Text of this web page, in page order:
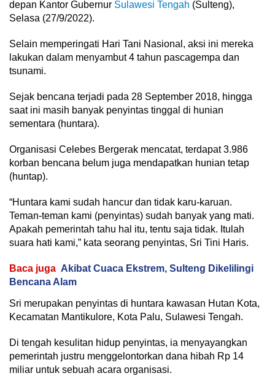
depan Kantor Gubernur Sulawesi Tengah (Sulteng),
Selasa (27/9/2022).
Selain memperingati Hari Tani Nasional, aksi ini mereka
lakukan dalam menyambut 4 tahun pascagempa dan
tsunami.
Sejak bencana terjadi pada 28 September 2018, hingga
saat ini masih banyak penyintas tinggal di hunian
sementara (huntara).
Organisasi Celebes Bergerak mencatat, terdapat 3.986
korban bencana belum juga mendapatkan hunian tetap
(huntap).
“Huntara kami sudah hancur dan tidak karu-karuan.
Teman-teman kami (penyintas) sudah banyak yang mati.
Apakah pemerintah tahu hal itu, tentu saja tidak. Itulah
suara hati kami,” kata seorang penyintas, Sri Tini Haris.
Baca juga Akibat Cuaca Ekstrem, Sulteng Dikelilingi
Bencana Alam
Sri merupakan penyintas di huntara kawasan Hutan Kota,
Kecamatan Mantikulore, Kota Palu, Sulawesi Tengah.
Di tengah kesulitan hidup penyintas, ia menyayangkan
pemerintah justru menggelontorkan dana hibah Rp 14
miliar untuk sebuah acara organisasi.